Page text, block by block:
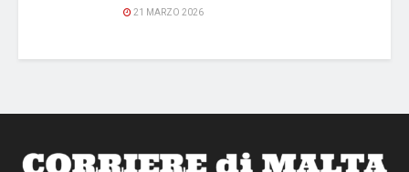
21 MARZO 2026